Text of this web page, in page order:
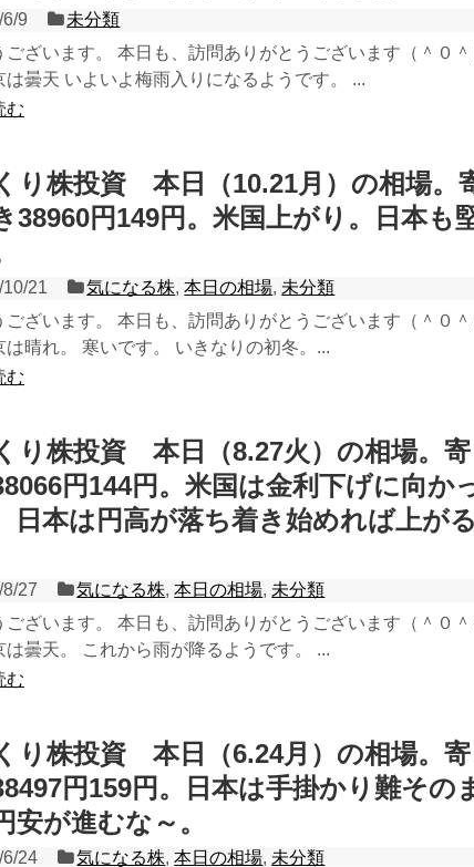
9
未分類
ございます。 本日も、訪問ありがとうございます（＾０
は曇天 いよいよ梅雨入りになるようです。 ...
む
り株投資 本日（10.21月）の相場。
38960円149円。米国上がり。日本も
21 気になる株,本日の相場, 未分類
ございます。 本日も、訪問ありがとうございます（＾０
は晴れ。 寒いです。 いきなりの初冬。...
む
り株投資 本日（8.27火）の相場。寄
円144円。米国は金利下げに向か
日本は円高が落ち着き始めれば上が
27 気になる株,本日の相場, 未分類
ございます。 本日も、訪問ありがとうございます（＾０
は曇天。 これから雨が降るようです。 ...
む
り株投資 本日（6.24月）の相場。寄
円159円。日本は手掛かり難その
安が進むな～。
24 気になる株,本日の相場, 未分類